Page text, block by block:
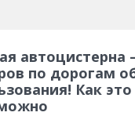
автоцистерна
по дорогам
Как это